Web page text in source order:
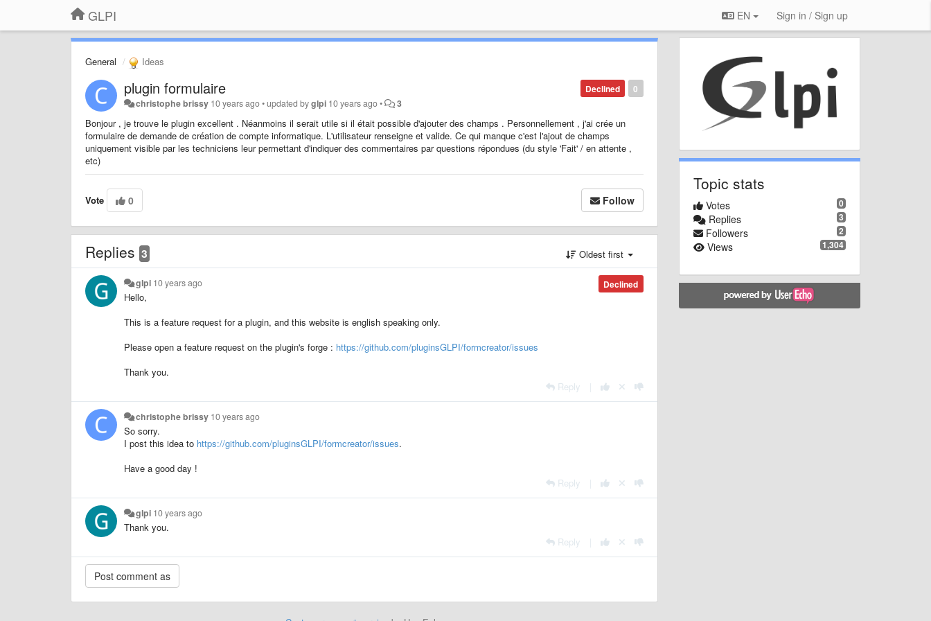
GLPI EN Sign in / Sign up
General Ideas
0
Declined
plugin formulaire
christophe brissy 10 years ago•updated byglpi 10 years ago• 3
Bonjour , je trouve le plugin excellent . Néanmoins il serait utile si il était possible d'ajouter des champs . Personnellement , j'ai crée un
formulaire de demande de création de compte informatique. L'utilisateur renseigne et valide. Ce qui manque c'est l'ajout de champs
uniquement visible par les techniciens leur permettant d'indiquer des commentaires par questions répondues (du style 'Fait' / en attente ,
etc)
Vote 0 Follow
Replies 3 Oldest first
Declined
glpi 10 years ago
Hello,
This is a feature request for a plugin, and this website is english speaking only.
Please open a feature request on the plugin's forge : https://github.com/pluginsGLPI/formcreator/issues
Thank you.
Reply
christophe brissy 10 years ago
So sorry.
I post this idea to https://github.com/pluginsGLPI/formcreator/issues.
Have a good day !
Reply
glpi 10 years ago
Thank you.
Reply
Topic stats
0
Votes
3
Replies
2
Followers
1,304
Views